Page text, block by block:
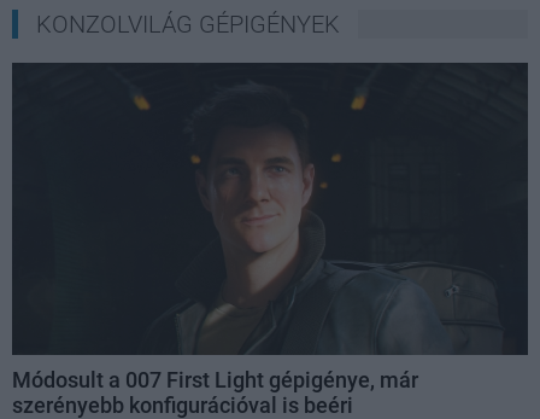
KONZOLVILÁG GÉPIGÉNYEK
Módosult a 007 First Light gépigénye, már
szerényebb konfigurációval is beéri